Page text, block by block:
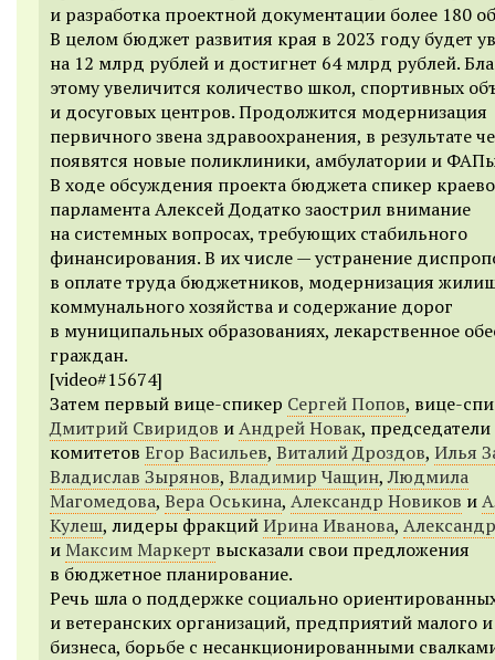
и разработка проектной документации более 180
В целом бюджет развития края в 2023 году будет
на 12 млрд рублей и достигнет 64 млрд рублей.
этому увеличится количество школ, спортивных
и досуговых центров. Продолжится модернизация
первичного звена здравоохранения, в результате
появятся новые поликлиники, амбулатории и
В ходе обсуждения проекта бюджета спикер
парламента Алексей Додатко заострил внимание
на системных вопросах, требующих стабильного
финансирования. В их числе — устранение
в оплате труда бюджетников, модернизация
коммунального хозяйства и содержание дорог
в муниципальных образованиях, лекарственное
граждан.
[video#15674]
Затем первый вице-спикер Сергей Попов, вице-
Дмитрий Свиридов иАндрей Новак, председатели
комитетов Егор Васильев, Виталий Дроздов, Илья
Владислав Зырянов, Владимир Чащин,Людмила
Магомедова, Вера Оськина, Александр Новиков и
Кулеш, лидеры фракцийИрина Иванова,
и Максим Маркерт высказали свои предложения
в бюджетное планирование.
Речь шла о поддержке социально
и ветеранских организаций, предприятий малого
бизнеса, борьбе с несанкционированными